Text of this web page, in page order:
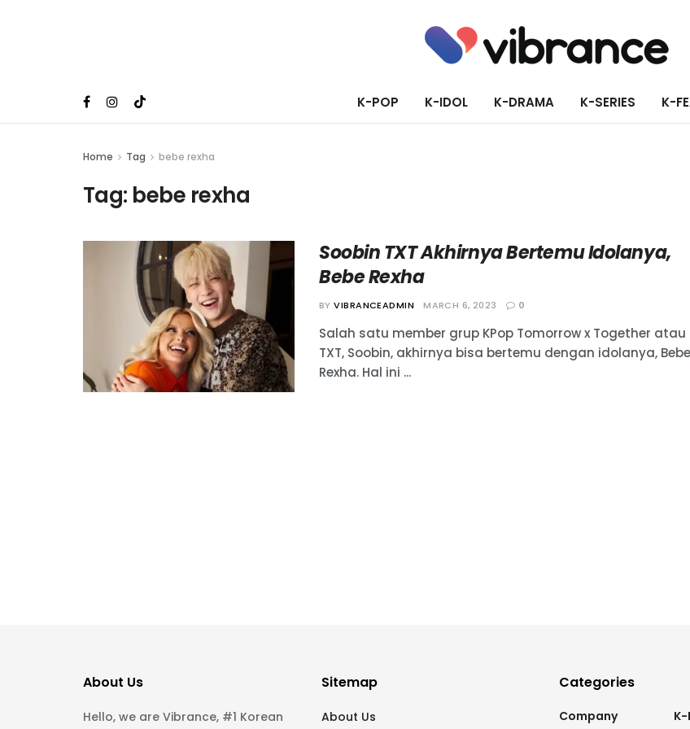
K-POP K-IDOL K-DRAMA K-SERIES K-
Home Tag bebe rexha
Tag: bebe rexha
Soobin TXT Akhirnya Bertemu Idolanya,
Bebe Rexha
BY VIBRANCEADMIN MARCH 6, 2023 0
Salah satu member grup KPop Tomorrow x Together atau
TXT, Soobin, akhirnya bisa bertemu dengan idolanya, Bebe
Rexha. Hal ini ...
About Us
Hello, we are Vibrance, #1 Korean
Sitemap
About Us
Categories
Company K-